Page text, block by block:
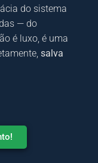
do sistema
— do
é luxo, é uma
salva